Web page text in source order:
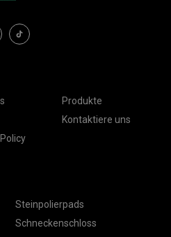
Produkte
Kontaktiere uns
Steinpolierpads
Schneckenschloss